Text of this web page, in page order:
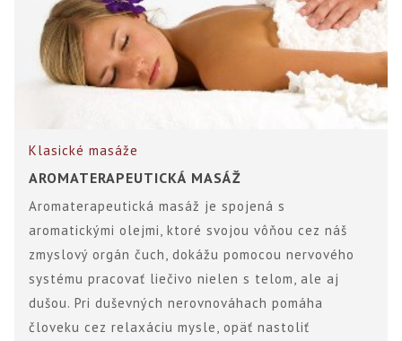
Klasické masáže
AROMATERAPEUTICKÁ MASÁŽ
Aromaterapeutická masáž je spojená s
aromatickými olejmi, ktoré svojou vôňou cez náš
zmyslový orgán čuch, dokážu pomocou nervového
systému pracovať liečivo nielen s telom, ale aj
dušou. Pri duševných nerovnováhach pomáha
človeku cez relaxáciu mysle, opäť nastoliť